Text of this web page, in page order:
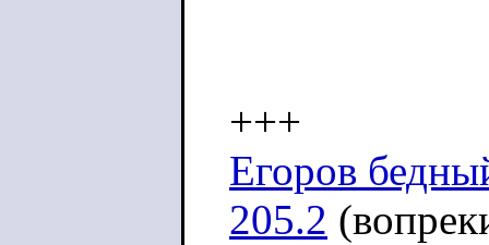
+++
Егоров
205.2